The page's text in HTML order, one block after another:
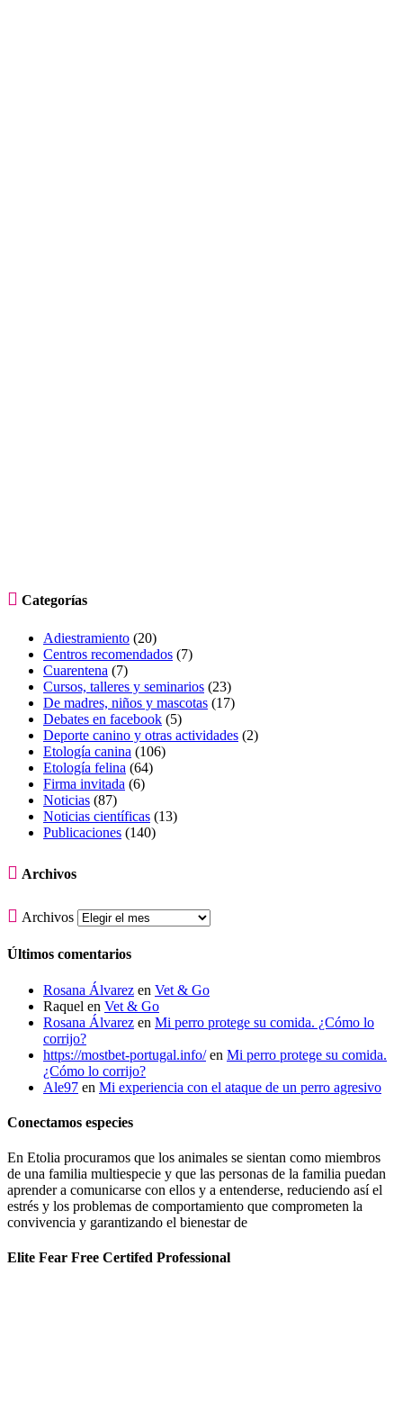
 Categorías
Adiestramiento (20)
Centros recomendados (7)
Cuarentena (7)
Cursos, talleres y seminarios (23)
De madres, niños y mascotas (17)
Debates en facebook (5)
Deporte canino y otras actividades (2)
Etología canina (106)
Etología felina (64)
Firma invitada (6)
Noticias (87)
Noticias científicas (13)
Publicaciones (140)
 Archivos
 Archivos
Últimos comentarios
Rosana Álvarez en Vet & Go
Raquel en Vet & Go
Rosana Álvarez en Mi perro protege su comida. ¿Cómo lo
corrijo?
https://mostbet-portugal.info/en Mi perro protege su comida.
¿Cómo lo corrijo?
Ale97 en Mi experiencia con el ataque de un perro agresivo
Conectamos especies
En Etolia procuramos que los animales se sientan como miembros
de una familia multiespecie y que las personas de la familia puedan
aprender a comunicarse con ellos y a entenderse, reduciendo así el
estrés y los problemas de comportamiento que comprometen la
convivencia y garantizando el bienestar de
Elite Fear Free Certifed Professional